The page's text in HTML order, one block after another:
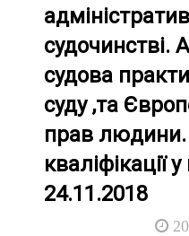
судочинстві.
судова
суду ,та
прав
24.11.2018